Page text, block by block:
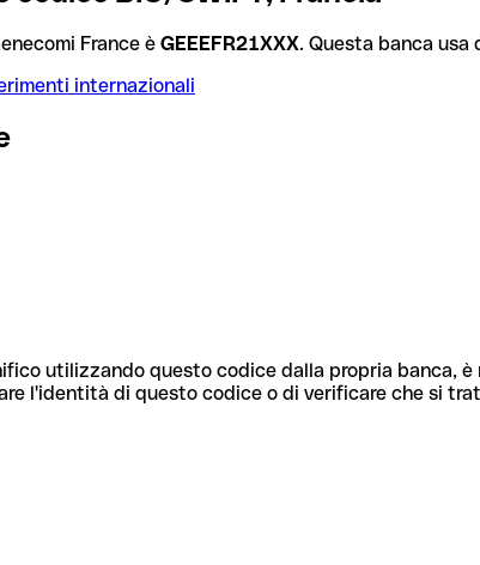
France è GEEEFR21XXX. Questa banca
internazionali
utilizzando questo codice dalla propria banca,
l'identità di questo codice o di verificare che si